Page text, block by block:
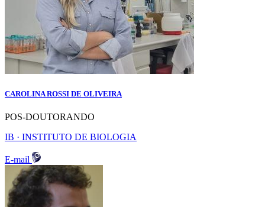
CAROLINA ROSSI DE OLIVEIRA
POS-DOUTORANDO
IB · INSTITUTO DE BIOLOGIA
E-mail